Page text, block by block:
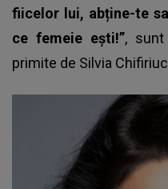
fiicelor lui, abține-te
ce femeie ești!”, sunt
primite de Silvia